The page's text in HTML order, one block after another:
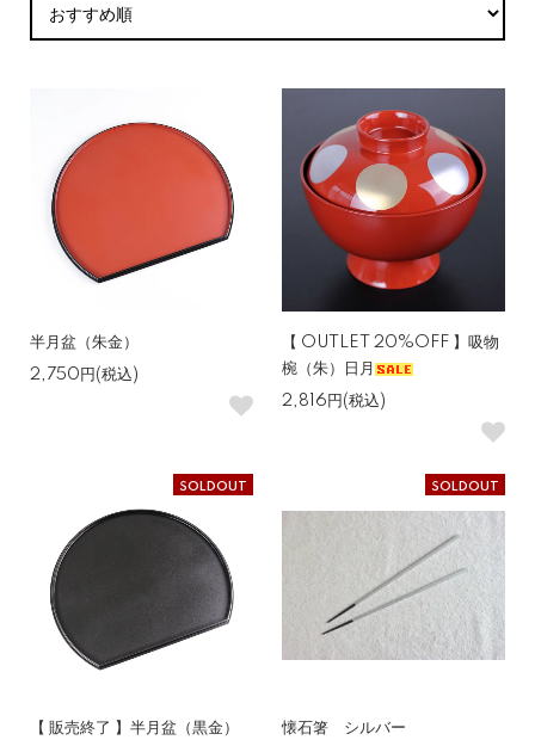
半月盆（朱金）
2,750円(税込)
【 OUTLET 20%OFF 】吸物
椀（朱）日月
2,816円(税込)
SOLDOUT
【 販売終了 】半月盆（黒金）
SOLDOUT
懐石箸 シルバー